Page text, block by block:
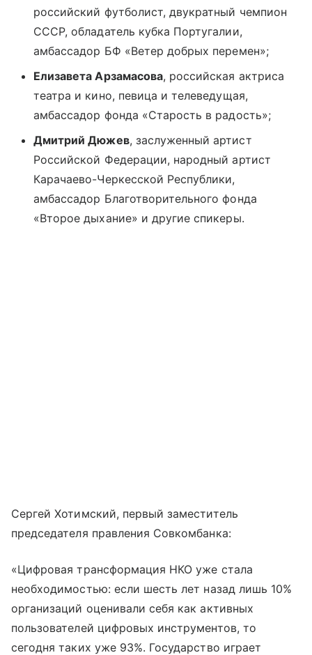
российский футболист, двукратный чемпион
СССР, обладатель кубка Португалии,
амбассадор БФ «Ветер добрых перемен»;
Елизавета Арзамасова, российская актриса
театра и кино, певица и телеведущая,
амбассадор фонда «Старость в радость»;
Дмитрий Дюжев, заслуженный артист
Российской Федерации, народный артист
Карачаево-Черкесской Республики,
амбассадор Благотворительного фонда
«Второе дыхание» и другие спикеры.
Сергей Хотимский, первый заместитель
председателя правления Совкомбанка:
«Цифровая трансформация НКО уже стала
необходимостью: если шесть лет назад лишь 10%
организаций оценивали себя как активных
пользователей цифровых инструментов, то
сегодня таких уже 93%. Государство играет